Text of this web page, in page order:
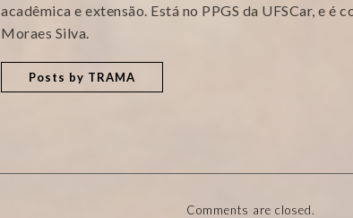
acadêmica e extensão. Está no PPGS da UFSCar, e é
Moraes Silva.
Posts by TRAMA
Comments are closed.